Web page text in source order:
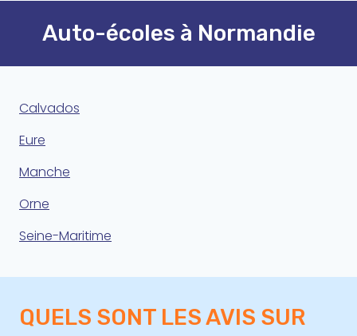
Auto-écoles à Normandie
Calvados
Eure
Manche
Orne
Seine-Maritime
QUELS SONT LES AVIS SUR